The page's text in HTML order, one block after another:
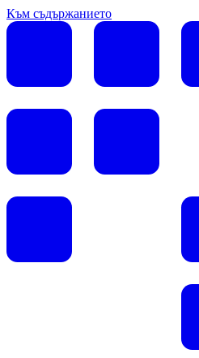
Към съдържанието